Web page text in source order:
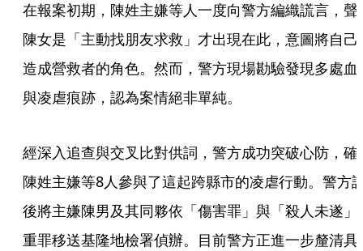
在報案初期，陳姓主嫌等人一度向警方編織謊言，聲
陳女是「主動找朋友求救」才出現在此，意圖將自己
造成營救者的角色。然而，警方現場勘驗發現多處血
與凌虐痕跡，認為案情絕非單純。
經深入追查與交叉比對供詞，警方成功突破心防，確
陳姓主嫌等8人參與了這起跨縣市的凌虐行動。警方
後將主嫌陳男及其同夥依「傷害罪」與「殺人未遂」
重罪移送基隆地檢署偵辦。目前警方正進一步釐清具